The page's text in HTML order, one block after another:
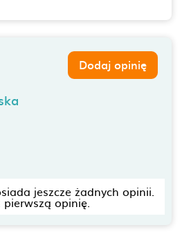
Dodaj opinię
jeszcze żadnych opinii.
pierwszą opinię.